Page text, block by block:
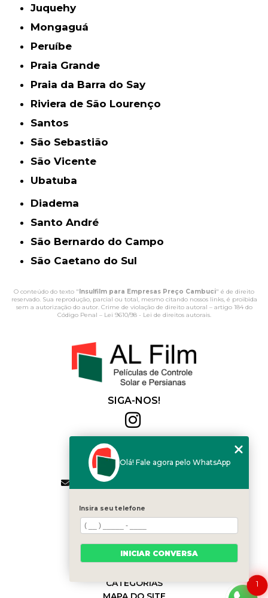
Juquehy
Mongaguá
Peruíbe
Praia Grande
Praia da Barra do Say
Riviera de São Lourenço
Santos
São Sebastião
São Vicente
Ubatuba
Diadema
Santo André
São Bernardo do Campo
São Caetano do Sul
O conteúdo do texto " Insulfilm para Empresas Preço Cambuci" é de direito
reservado. Sua reprodução, parcial ou total, mesmo citando nossos links, é proibida
sem a autorização do autor. Crime de violação de direito autoral – artigo 184 do
Código Penal – Lei 9610/98 - Lei de direitos autorais.
SIGA-NOS!
(11) 2564-4684
(11) 94168-2041
contato.vendas@alfilm.com.br
MENU
HOME
QUEM SOMOS
SERVIÇOS
BLOG
CATEGORIAS
1
Olá! Fale agora pelo WhatsApp
Insira seu telefone
INICIAR CONVERSA